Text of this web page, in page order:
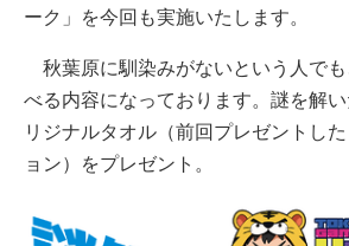
ーク」を今回も実施いたします。
秋葉原に馴染みがないという人で
べる内容になっております。謎を解
リジナルタオル（前回プレゼントし
ョン）をプレゼント。